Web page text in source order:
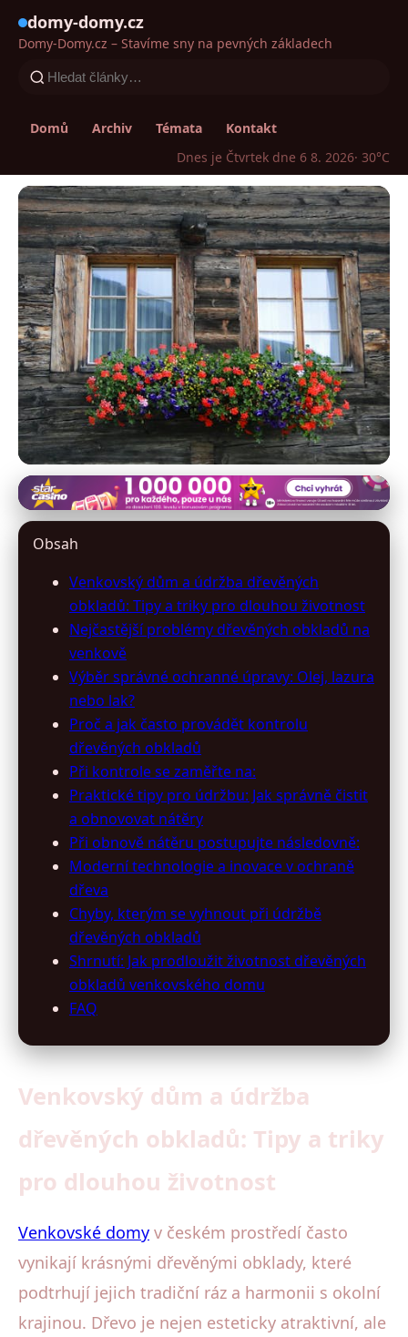
domy-domy.cz
Domy-Domy.cz – Stavíme sny na pevných základech
Domů Archiv Témata
Kontakt
Dnes je Čtvrtek dne 6 8. 2026· 30°C
domy-domy.cz
Jak udržovat dřevěné obklady
venkovského domu pro dlouhou
životnost
16. 5. 2026 · 10 min čtení · Autor: Aleš Beneš
Obsah
Venkovský dům a údržba dřevěných
obkladů: Tipy a triky pro dlouhou životnost
Nejčastější problémy dřevěných obkladů na
venkově
Výběr správné ochranné úpravy: Olej, lazura
nebo lak?
Proč a jak často provádět kontrolu
dřevěných obkladů
Při kontrole se zaměřte na:
Praktické tipy pro údržbu: Jak správně čistit
a obnovovat nátěry
Při obnově nátěru postupujte následovně:
Moderní technologie a inovace v ochraně
dřeva
Chyby, kterým se vyhnout při údržbě
dřevěných obkladů
Shrnutí: Jak prodloužit životnost dřevěných
obkladů venkovského domu
FAQ
Venkovský dům a údržba
dřevěných obkladů: Tipy a triky
pro dlouhou životnost
Venkovské domy v českém prostředí často
vynikají krásnými dřevěnými obklady, které
podtrhují jejich tradiční ráz a harmonii s okolní
krajinou. Dřevo je nejen esteticky atraktivní, ale